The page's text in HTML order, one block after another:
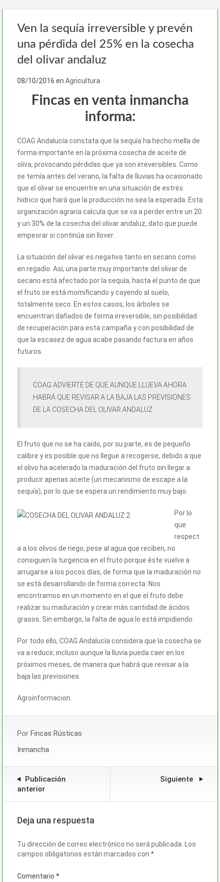
Ven la sequía irreversible y prevén
una pérdida del 25% en la cosecha
del olivar andaluz
08/10/2016 en Agricultura
Fincas en venta inmancha
informa:
COAG Andalucía constata que la sequía ha hecho mella de
forma importante en la próxima cosecha de aceite de
oliva, provocando pérdidas que ya son irreversibles. Como
se temía antes del verano, la falta de lluvias ha ocasionado
que el olivar se encuentre en una situación de estrés
hídrico que hará que la producción no sea la esperada. Esta
organización agraria calcula que se va a perder entre un 20
y un 30% de la cosecha del olivar andaluz, dato que puede
empeorar si continúa sin llover.
La situación del olivar es negativa tanto en secano como
en regadío. Así, una parte muy importante del olivar de
secano está afectado por la sequía, hasta el punto de que
el fruto se está momificando y cayendo al suelo,
totalmente seco. En estos casos, los árboles se
encuentran dañados de forma irreversible, sin posibilidad
de recuperación para esta campaña y con posibilidad de
que la escasez de agua acabe pasando factura en años
futuros.
COAG ADVIERTE DE QUE AUNQUE LLUEVA AHORA
HABRÁ QUE REVISAR A LA BAJA LAS PREVISIONES
DE LA COSECHA DEL OLIVAR ANDALUZ
El fruto que no se ha caído, por su parte, es de pequeño
calibre y es posible que no llegue a recogerse, debido a que
el olivo ha acelerado la maduración del fruto sin llegar a
producir apenas aceite (un mecanismo de escape a la
sequía), por lo que se espera un rendimiento muy bajo.
Por lo
que
respect
a a los olivos de riego, pese al agua que reciben, no
consiguen la turgencia en el fruto porque éste vuelve a
arrugarse a los pocos días, de forma que la maduración no
se está desarrollando de forma correcta. Nos
encontramos en un momento en el que el fruto debe
realizar su maduración y crear más cantidad de ácidos
grasos. Sin embargo, la falta de agua lo está impidiendo.
Por todo ello, COAG Andalucía considera que la cosecha se
va a reducir, incluso aunque la lluvia pueda caer en los
próximos meses, de manera que habrá que revisar a la
baja las previsiones.
Agroinformacion.
Por Fincas Rústicas
Inmancha
Publicación
anterior
Siguiente
Deja una respuesta
Tu dirección de correo electrónico no será publicada. Los
campos obligatorios están marcados con *
Comentario *